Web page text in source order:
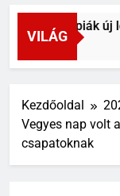
VILÁG
terápiák új
Kezdőoldal
Vegyes nap volt
csapatoknak